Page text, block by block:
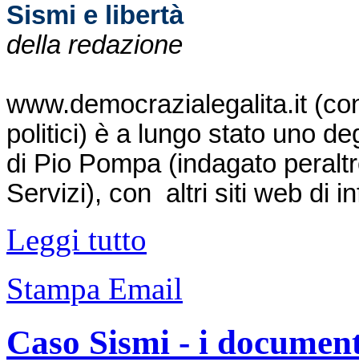
Sismi e libertà
della redazione
www.democrazialegalita.it
politici) è a lungo stato uno
di Pio Pompa (indagato
Servizi), con altri siti web di
Leggi tutto
Stampa Email
Caso Sismi - i